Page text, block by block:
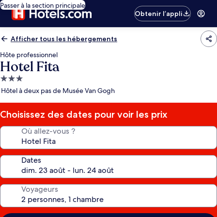
Passer à la section principale
Obtenir l’appli
Afficher tous les hébergements
Hôte professionnel
Hotel Fita
Hébergement
3.0 étoiles
Hôtel à deux pas de Musée Van Gogh
Choisissez des dates pour voir les prix
Où allez-vous ?
Dates
Voyageurs